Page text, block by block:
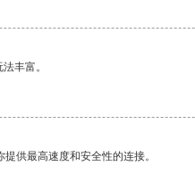
丰富。
供最高速度和安全性的连接。